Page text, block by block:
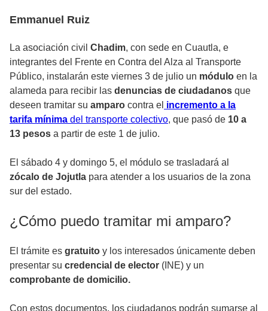
Emmanuel Ruiz
La asociación civil Chadim, con sede en Cuautla, e
integrantes del Frente en Contra del Alza al Transporte
Público, instalarán este viernes 3 de julio un módulo en la
alameda para recibir las denuncias de ciudadanos que
deseen tramitar su amparo contra el incremento a la
tarifa mínima del transporte colectivo, que pasó de 10 a
13 pesos a partir de este 1 de julio.
El sábado 4 y domingo 5, el módulo se trasladará al
zócalo de Jojutla para atender a los usuarios de la zona
sur del estado.
¿Cómo puedo tramitar mi amparo?
El trámite es gratuito y los interesados únicamente deben
presentar su credencial de elector (INE) y un
comprobante de domicilio.
Con estos documentos, los ciudadanos podrán sumarse al